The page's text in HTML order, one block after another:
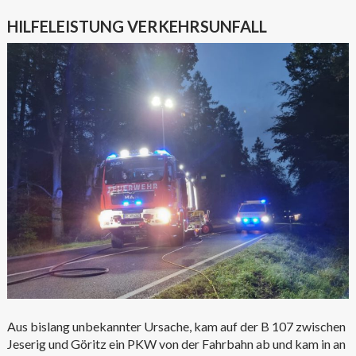
HILFELEISTUNG VERKEHRSUNFALL
Aus bislang unbekannter Ursache, kam auf der B 107 zwischen
Jeserig und Göritz ein PKW von der Fahrbahn ab und kam in an